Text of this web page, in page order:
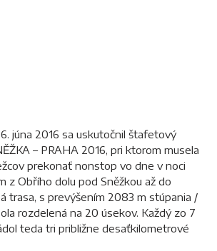
júna 2016 sa uskutočnil štafetový
– PRAHA 2016, pri ktorom musela
prekonať nonstop vo dne v noci
z Obřího dolu pod Sněžkou až do
trasa, s prevýšením 2083 m stúpania /
rozdelená na 20 úsekov. Každý zo 7
teda tri približne desaťkilometrové